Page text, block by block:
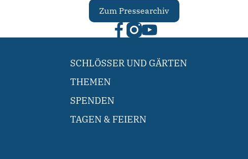
Zum Pressearchiv
SCHLÖSSER UND GÄRTEN
THEMEN
SPENDEN
TAGEN & FEIERN